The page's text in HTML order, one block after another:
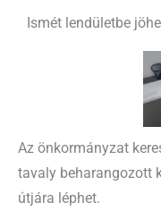
Ismét lendületbe
Az önkormányzat
tavaly beharangozott
útjára léphet.